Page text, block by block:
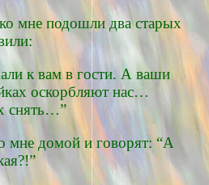
мне подошли два старых
к вам в гости. А ваши
оскорбляют нас…
снять…”
мне домой и говорят: “А